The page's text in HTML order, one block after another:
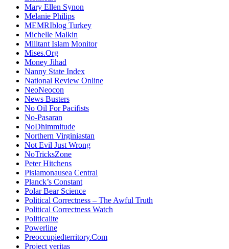
Mary Ellen Synon
Melanie Philips
MEMRIblog Turkey
Michelle Malkin
Militant Islam Monitor
Mises.Org
Money Jihad
Nanny State Index
National Review Online
NeoNeocon
News Busters
No Oil For Pacifists
No-Pasaran
NoDhimmitude
Northern Virginiastan
Not Evil Just Wrong
NoTricksZone
Peter Hitchens
Pislamonausea Central
Planck’s Constant
Polar Bear Science
Political Correctness – The Awful Truth
Political Correctness Watch
Politicalite
Powerline
Preoccupiedterritory.Com
Project veritas